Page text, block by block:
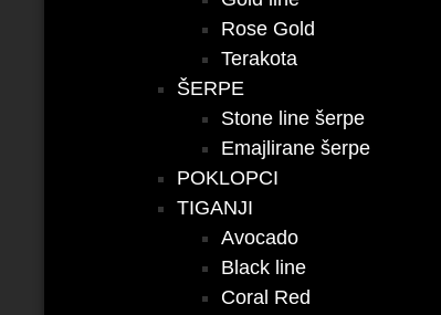
Rose Gold
Terakota
ŠERPE
Stone line šerpe
Emajlirane šerpe
POKLOPCI
TIGANJI
Avocado
Black line
Coral Red